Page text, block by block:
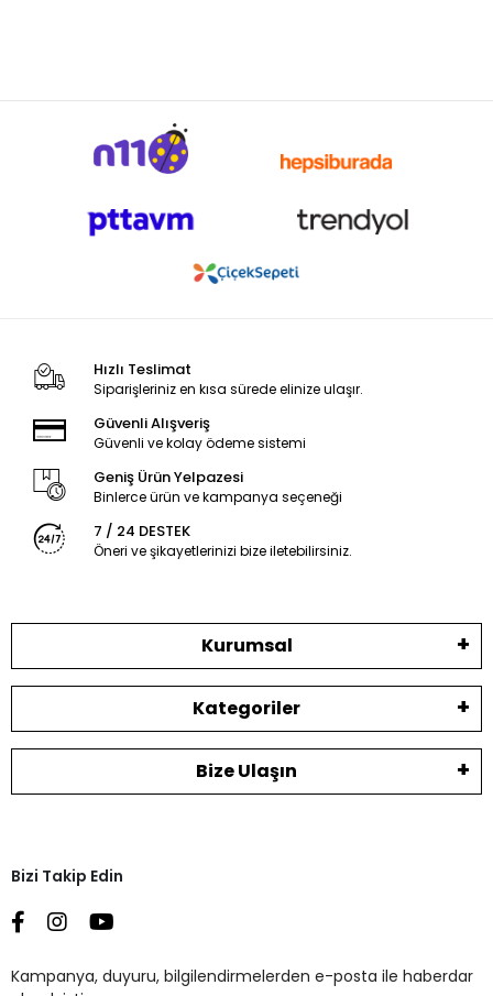
Hızlı Teslimat
Siparişleriniz en kısa sürede elinize ulaşır.
Güvenli Alışveriş
Güvenli ve kolay ödeme sistemi
Geniş Ürün Yelpazesi
Binlerce ürün ve kampanya seçeneği
7 / 24 DESTEK
Öneri ve şikayetlerinizi bize iletebilirsiniz.
Kurumsal
Kategoriler
Bize Ulaşın
Bizi Takip Edin
Kampanya, duyuru, bilgilendirmelerden e-posta ile haberdar